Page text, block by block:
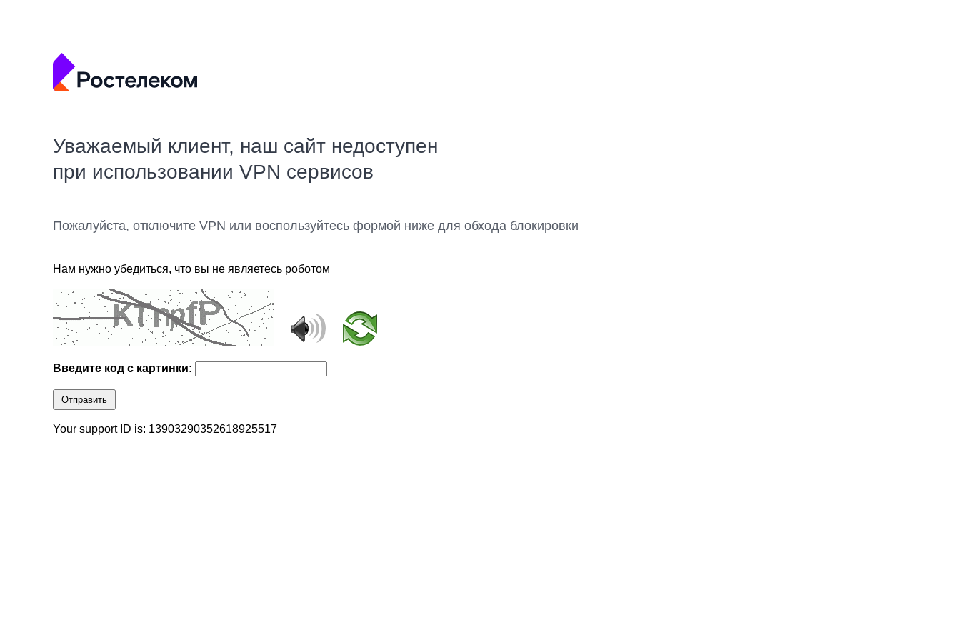
Уважаемый клиент, наш сайт недоступен
при использовании VPN сервисов
Пожалуйста, отключите VPN или воспользуйтесь формой ниже для обхода блокировки
Нам нужно убедиться, что вы не являетесь роботом
Введите код с картинки:
Отправить
Your support ID is: 13903290352618925517